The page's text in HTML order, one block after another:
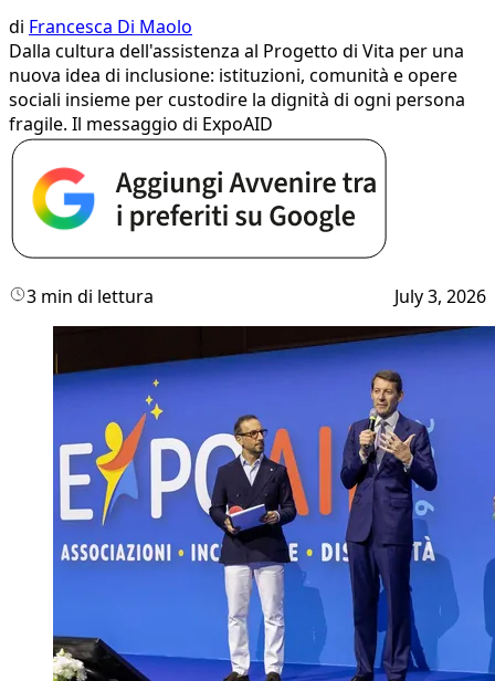
di Francesca Di Maolo
Dalla cultura dell'assistenza al Progetto di Vita per una
nuova idea di inclusione: istituzioni, comunità e opere
sociali insieme per custodire la dignità di ogni persona
fragile. Il messaggio di ExpoAID
3 min di lettura July 3, 2026